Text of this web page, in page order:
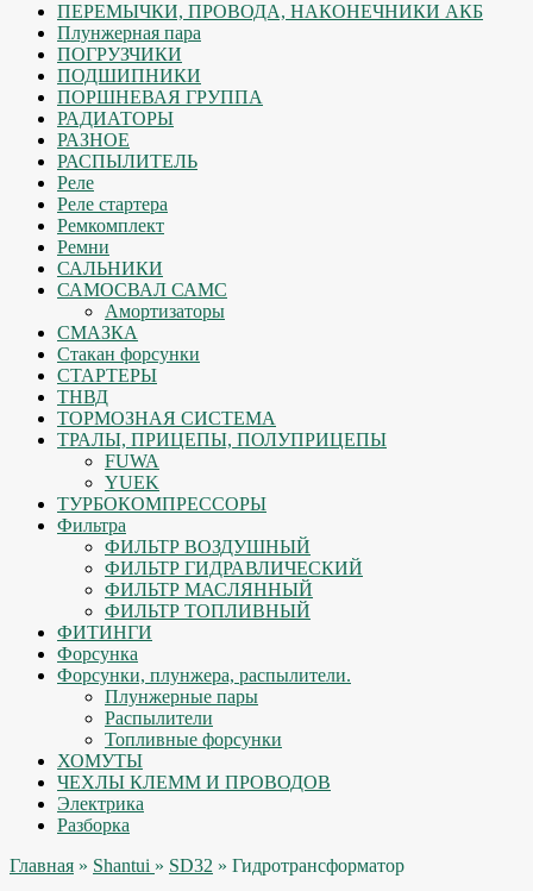
ПЕРЕМЫЧКИ, ПРОВОДА, НАКОНЕЧНИКИ АКБ
Плунжерная пара
ПОГРУЗЧИКИ
ПОДШИПНИКИ
ПОРШНЕВАЯ ГРУППА
РАДИАТОРЫ
РАЗНОЕ
РАСПЫЛИТЕЛЬ
Реле
Реле стартера
Ремкомплект
Ремни
САЛЬНИКИ
САМОСВАЛ САМС
Амортизаторы
СМАЗКА
Стакан форсунки
СТАРТЕРЫ
ТНВД
ТОРМОЗНАЯ СИСТЕМА
ТРАЛЫ, ПРИЦЕПЫ, ПОЛУПРИЦЕПЫ
FUWA
YUEK
ТУРБОКОМПРЕССОРЫ
Фильтра
ФИЛЬТР ВОЗДУШНЫЙ
ФИЛЬТР ГИДРАВЛИЧЕСКИЙ
ФИЛЬТР МАСЛЯННЫЙ
ФИЛЬТР ТОПЛИВНЫЙ
ФИТИНГИ
Форсунка
Форсунки, плунжера, распылители.
Плунжерные пары
Распылители
Топливные форсунки
ХОМУТЫ
ЧЕХЛЫ КЛЕММ И ПРОВОДОВ
Электрика
Разборка
Главная » Shantui » SD32 » Гидротрансформатор